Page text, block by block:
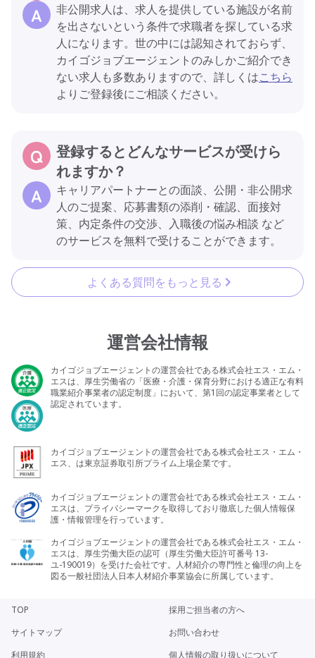
非公開求人は、求人を提供している施設が名前
を出さないという条件で求職者を探している求
人になります。世の中には認知されておらず、
カイゴジョブエージェントのみしかご紹介でき
ない求人も多数ありますので、詳しくはこちら
よりご登録後にご相談ください。
登録するとどんなサービスが受けら
れますか？
キャリアパートナーとの面談、公開・非公開求
人のご提案、応募書類の添削・確認、面接対
策、内定条件の交渉、入職後の悩み相談 など
のサービスを無料で受けることができます。
よくある質問をもっと見る
運営会社情報
カイゴジョブエージェントの運営会社である株式会社エス・エム・
エスは、厚生労働省の「医療・介護・保育分野における適正な有料
職業紹介事業者の認定制度」において、第1回の認定事業者として
認定されています。
カイゴジョブエージェントの運営会社である株式会社エス・エム・
エス、は東京証券取引所プライム上場企業です。
カイゴジョブエージェントの運営会社である株式会社エス・エム・
エスは、プライバシーマークを取得しており徹底した個人情報保
護・情報管理を行っています。
カイゴジョブエージェントの運営会社である株式会社エス・エム・
エスは、厚生労働大臣の認可（厚生労働大臣許可番号 13-
ユ-190019）を受けた会社です。人材紹介の専門性と倫理の向上を
図る一般社団法人日本人材紹介事業協会に所属しています。
TOP
採用ご担当者の方へ
サイトマップ
お問い合わせ
利用規約
個人情報の取り扱いについて